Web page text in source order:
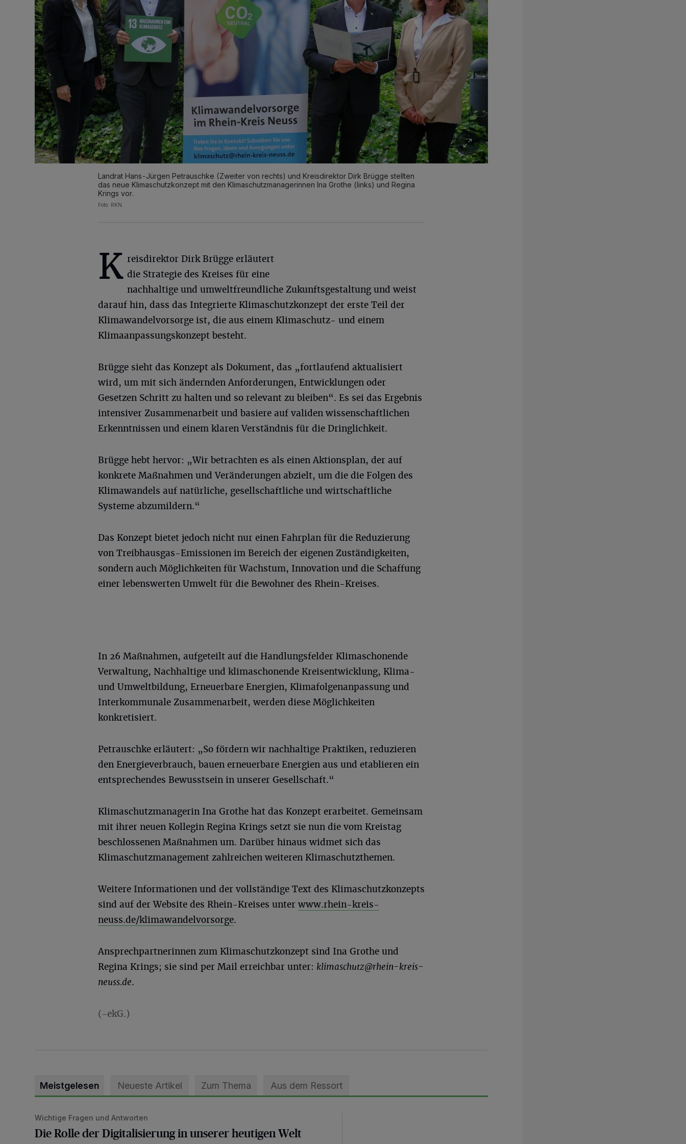
Landrat Hans-Jürgen Petrauschke (Zweiter von rechts) und Kreisdirektor Dirk Brügge stellten
das neue Klimaschutzkonzept mit den Klimaschutzmanagerinnen Ina Grothe (links) und Regina
Krings vor.
Foto: RKN.
K reisdirektor Dirk Brügge erläutert
die Strategie des Kreises für eine
nachhaltige und umweltfreundliche Zukunftsgestaltung und weist
darauf hin, dass das Integrierte Klimaschutzkonzept der erste Teil der
Klimawandelvorsorge ist, die aus einem Klimaschutz- und einem
Klimaanpassungskonzept besteht.
Brügge sieht das Konzept als Dokument, das „fortlaufend aktualisiert
wird, um mit sich ändernden Anforderungen, Entwicklungen oder
Gesetzen Schritt zu halten und so relevant zu bleiben“. Es sei das Ergebnis
intensiver Zusammenarbeit und basiere auf validen wissenschaftlichen
Erkenntnissen und einem klaren Verständnis für die Dringlichkeit.
Brügge hebt hervor: „Wir betrachten es als einen Aktionsplan, der auf
konkrete Maßnahmen und Veränderungen abzielt, um die die Folgen des
Klimawandels auf natürliche, gesellschaftliche und wirtschaftliche
Systeme abzumildern.“
Das Konzept bietet jedoch nicht nur einen Fahrplan für die Reduzierung
von Treibhausgas-Emissionen im Bereich der eigenen Zuständigkeiten,
sondern auch Möglichkeiten für Wachstum, Innovation und die Schaffung
einer lebenswerten Umwelt für die Bewohner des Rhein-Kreises.
In 26 Maßnahmen, aufgeteilt auf die Handlungsfelder Klimaschonende
Verwaltung, Nachhaltige und klimaschonende Kreisentwicklung, Klima-
und Umweltbildung, Erneuerbare Energien, Klimafolgenanpassung und
Interkommunale Zusammenarbeit, werden diese Möglichkeiten
konkretisiert.
Petrauschke erläutert: „So fördern wir nachhaltige Praktiken, reduzieren
den Energieverbrauch, bauen erneuerbare Energien aus und etablieren ein
entsprechendes Bewusstsein in unserer Gesellschaft.“
Klimaschutzmanagerin Ina Grothe hat das Konzept erarbeitet. Gemeinsam
mit ihrer neuen Kollegin Regina Krings setzt sie nun die vom Kreistag
beschlossenen Maßnahmen um. Darüber hinaus widmet sich das
Klimaschutzmanagement zahlreichen weiteren Klimaschutzthemen.
Weitere Informationen und der vollständige Text des Klimaschutzkonzepts
sind auf der Website des Rhein-Kreises unter www.rhein-kreis-
neuss.de/klimawandelvorsorge.
Ansprechpartnerinnen zum Klimaschutzkonzept sind Ina Grothe und
Regina Krings; sie sind per Mail erreichbar unter: klimaschutz@rhein-kreis-
neuss.de.
(-ekG.)
Meistgelesen Neueste Artikel Zum Thema Aus dem Ressort
Die Rolle der Digitalisierung in unserer heutigen Welt
Wichtige Fragen und Antworten
Die Rolle der Digitalisierung in unserer heutigen Welt